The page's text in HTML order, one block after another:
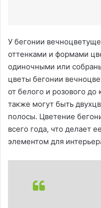
У бегонии
оттенками и формами
одиночными или
цветы бегонии
от белого и розового
также могут быть
полосы. Цветение
всего года, что делает
элементом для